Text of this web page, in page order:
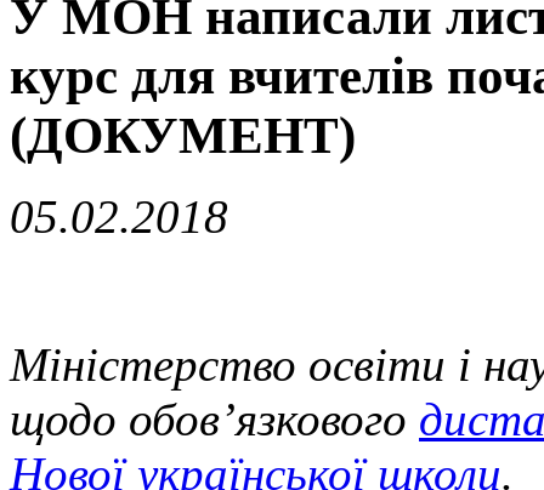
У МОН написали
курс для вчителів
(ДОКУМЕНТ)
05.02.2018
Міністерство освіти і
щодо обов’язкового
Нової української школи.